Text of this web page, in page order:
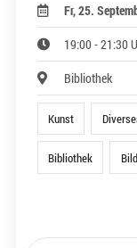
Fr, 25.
19:00 - 21:30
Bibliothek
Kunst
Bibliothek